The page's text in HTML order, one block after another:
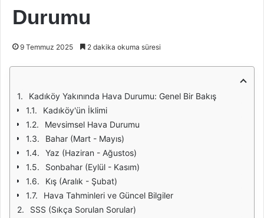
Durumu
9 Temmuz 2025 2 dakika okuma süresi
Kadıköy Yakınında Hava Durumu: Genel Bir Bakış
Kadıköy'ün İklimi
Mevsimsel Hava Durumu
Bahar (Mart - Mayıs)
Yaz (Haziran - Ağustos)
Sonbahar (Eylül - Kasım)
Kış (Aralık - Şubat)
Hava Tahminleri ve Güncel Bilgiler
SSS (Sıkça Sorulan Sorular)